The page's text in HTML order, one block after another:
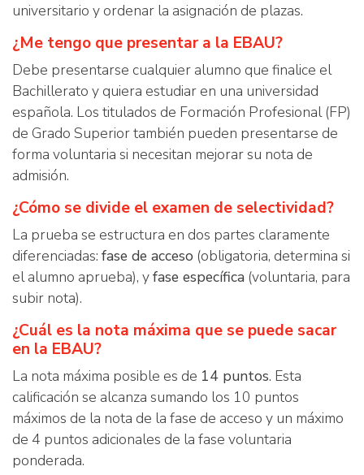
universitario y ordenar la asignación de plazas.
¿Me tengo que presentar a la EBAU?
Debe presentarse cualquier alumno que finalice el
Bachillerato y quiera estudiar en una universidad
española. Los titulados de Formación Profesional (FP)
de Grado Superior también pueden presentarse de
forma voluntaria si necesitan mejorar su nota de
admisión.
¿Cómo se divide el examen de selectividad?
La prueba se estructura en dos partes claramente
diferenciadas: fase de acceso (obligatoria, determina si
el alumno aprueba), yfase específica (voluntaria, para
subir nota).
¿Cuál es la nota máxima que se puede sacar
en la EBAU?
La nota máxima posible es de 14 puntos. Esta
calificación se alcanza sumando los 10 puntos
máximos de la nota de la fase de acceso y un máximo
de 4 puntos adicionales de la fase voluntaria
ponderada.